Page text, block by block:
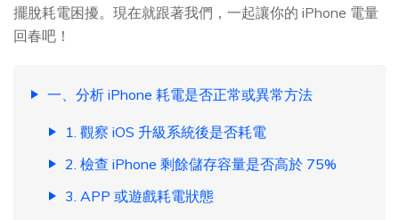
擺脫耗電困擾。現在就跟著我們，一起讓你的 iPhone 電量
回春吧！
一、分析 iPhone 耗電是否正常或異常方法
1. 觀察 iOS 升級系統後是否耗電
2. 檢查 iPhone 剩餘儲存容量是否高於 75%
3. APP 或遊戲耗電狀態